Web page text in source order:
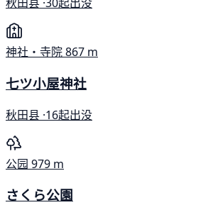
神社・寺院867 m
七ツ小屋神社
秋田县 ·16起出没
公园 979 m
さくら公園